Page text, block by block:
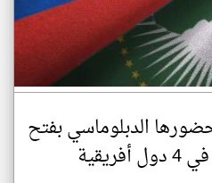
الدبلوماسي بفتح